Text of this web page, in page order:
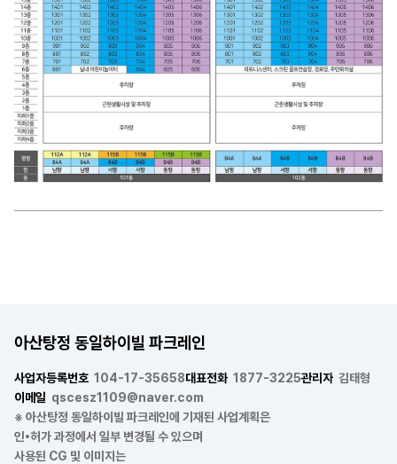
아산탕정 동일하이빌 파크레인
사업자등록번호 104-17-35658대표전화 1877-3225관리자 김태형
이메일 qscesz1109@naver.com
※ 아산탕정 동일하이빌 파크레인에 기재된 사업계획은
인•허가 과정에서 일부 변경될 수 있으며
사용된 CG 및 이미지는